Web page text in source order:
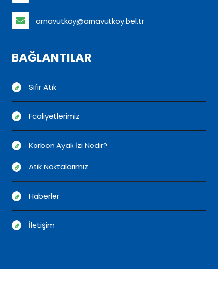
arnavutkoy@arnavutkoy.bel.tr
BAĞLANTILAR
Sıfır Atık
Faaliyetlerimiz
Karbon Ayak İzi Nedir?
Atık Noktalarımız
Haberler
İletişim